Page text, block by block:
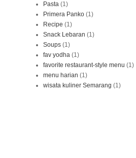
Pasta (1)
Primera Panko (1)
Recipe (1)
Snack Lebaran (1)
Soups (1)
fav yodha (1)
favorite restaurant-style menu (1)
menu harian (1)
wisata kuliner Semarang (1)